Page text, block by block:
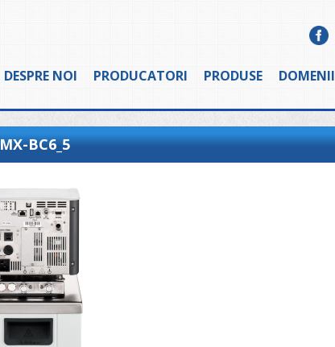
DESPRE NOI PRODUCATORI PRODUSE DOMENII
BC6_5